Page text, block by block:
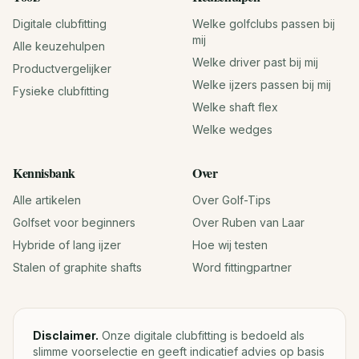
Digitale clubfitting
Alle keuzehulpen
Productvergelijker
Fysieke clubfitting
Welke golfclubs passen bij
mij
Welke driver past bij mij
Welke ijzers passen bij mij
Welke shaft flex
Welke wedges
Kennisbank
Alle artikelen
Golfset voor beginners
Hybride of lang ijzer
Stalen of graphite shafts
Over
Over Golf-Tips
Over Ruben van Laar
Hoe wij testen
Word fittingpartner
Disclaimer. Onze digitale clubfitting is bedoeld als
slimme voorselectie en geeft indicatief advies op basis